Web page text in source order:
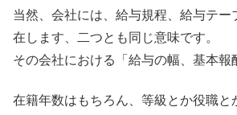
当然、会社には、給与規程、給与テー
在します、二つとも同じ意味です。
その会社における「給与の幅、基本報
在籍年数はもちろん、等級とか役職と